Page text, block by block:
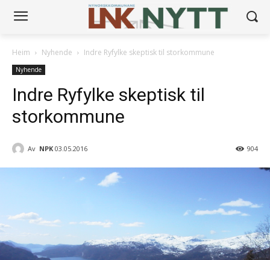
Heim Nyhende Indre Ryfylke skeptisk til storkommune
Nyhende
Indre Ryfylke skeptisk til
storkommune
Av NPK 03.05.2016 904